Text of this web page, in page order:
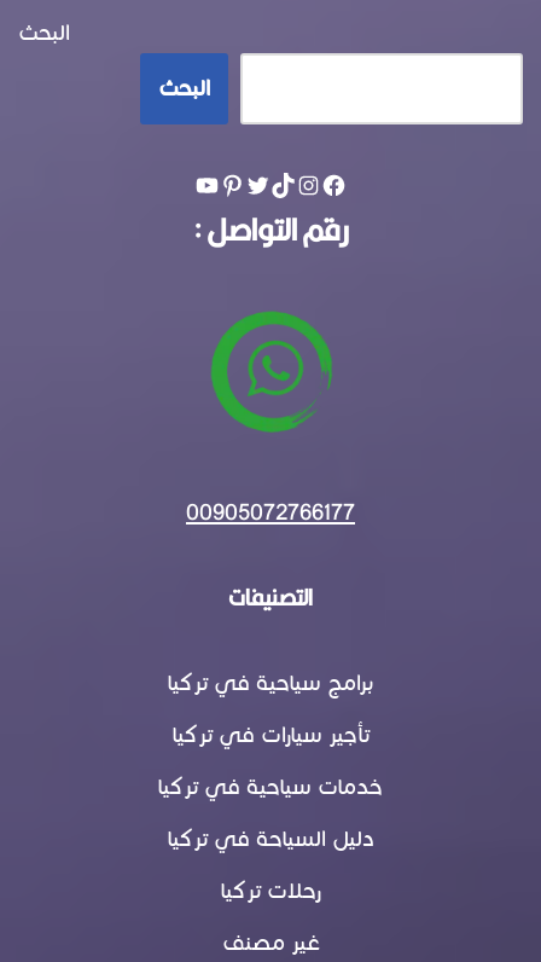
البحث
البحث
رقم التواصل :
00905072766177
التصنيفات
برامج سياحية في تركيا
تأجير سيارات في تركيا
خدمات سياحية في تركيا
دليل السياحة في تركيا
رحلات تركيا
غير مصنف